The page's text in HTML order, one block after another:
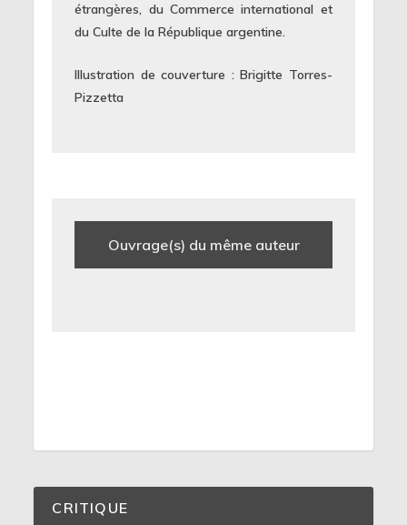
étrangères, du Commerce international et
du Culte de la République argentine.
Illustration de couverture : Brigitte Torres-
Pizzetta
Ouvrage(s) du même auteur
CRITIQUE